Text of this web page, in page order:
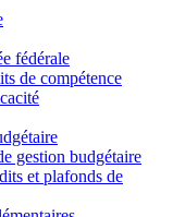
fédérale
de compétence
gestion budgétaire
et plafonds de